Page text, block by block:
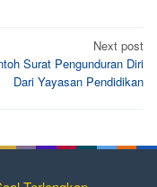
Next post
Surat Pengunduran Diri
Dari Yayasan Pendidikan